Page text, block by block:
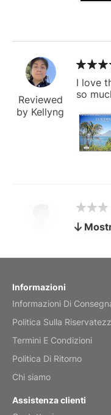
Reviewed
by Kellyng
I love
so
by charles
The
by Anne
Informazioni
Informazioni Di
Politica Sulla
Termini E Condizioni
Politica Di Ritorno
Chi siamo
Assistenza clienti